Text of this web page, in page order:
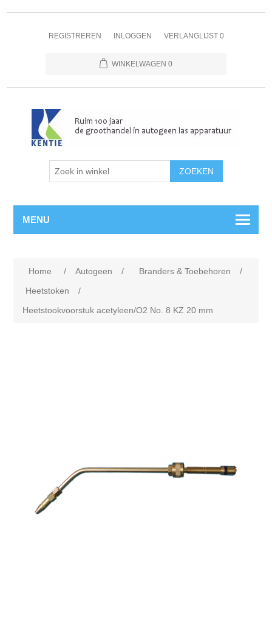
REGISTREREN INLOGGEN VERLANGLIJST 0
WINKELWAGEN 0
MENU
Home / Autogeen / Branders & Toebehoren
/
Heetstoken
/
Heetstookvoorstuk acetyleen/O2 No. 8 KZ 20 mm